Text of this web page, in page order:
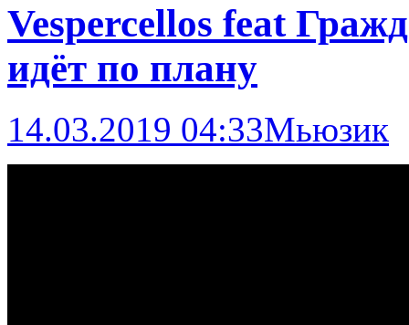
Vespercellos feat
идёт по плану
14.03.2019 04:33Мьюзик